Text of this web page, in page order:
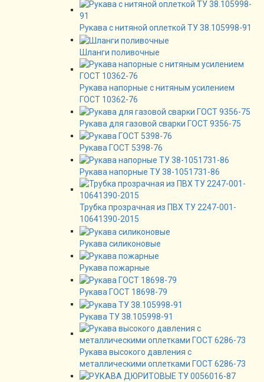
Рукава с нитяной оплеткой ТУ 38.105998-91
Шланги поливочные
Рукава напорные с нитяным усилением
ГОСТ 10362-76
Рукава для газовой сварки ГОСТ 9356-75
Рукава ГОСТ 5398-76
Рукава напорные ТУ 38-1051731-86
Трубка прозрачная из ПВХ ТУ 2247-001-
10641390-2015
Рукава силиконовые
Рукава пожарные
Рукава ГОСТ 18698-79
Рукава ТУ 38.105998-91
Рукава высокого давления с
металлическими оплетками ГОСТ 6286-73